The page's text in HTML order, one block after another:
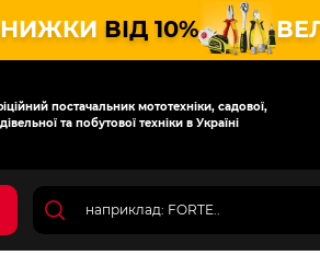
ВІД 10%
постачальник мототехніки, садової,
та побутової техніки в Україні